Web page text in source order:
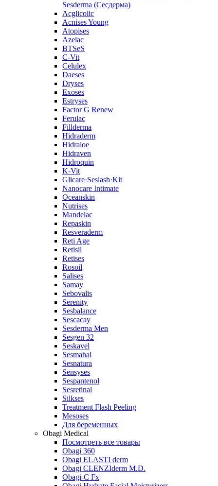
Sesderma (Сесдерма)
Acglicolic
Acnises Young
Atopises
Azelac
BTSeS
C‑Vit
Celulex
Daeses
Dryses
Exoses
Estryses
Factor G Renew
Ferulac
Fillderma
Hidraderm
Hidraloe
Hidraven
Hidroquin
K-Vit
Glicare·Seslash·Kit
Nanocare Intimate
Oceanskin
Nutrises
Mandelac
Repaskin
Resveraderm
Reti Age
Retisil
Retises
Rosoil
Salises
Samay
Sebovalis
Serenity
Sesbalance
Sescacay
Sesderma Men
Sesgen 32
Seskavel
Sesmahal
Sesnatura
Sensyses
Sespantenol
Sesretinal
Silkses
Treatment Flash Peeling
Mesoses
Для беременных
Obagi Medical
Посмотреть все товары
Obagi 360
Obagi ELASTI derm
Obagi CLENZIderm M.D.
Obagi-C Fx